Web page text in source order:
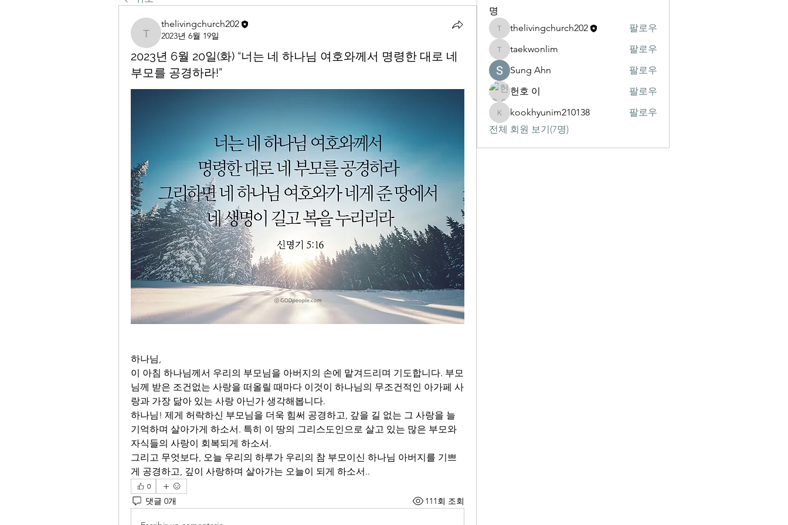
thelivingchurch202
thelivingchurch202
2023년 6월 19일
2023년 6월 20일(화) “너는 네 하나님 여호와께서 명령한 대로 네
부모를 공경하라!”
하나님,
이 아침 하나님께서 우리의 부모님을 아버지의 손에 맡겨드리며 기도합니다. 부모
님께 받은 조건없는 사랑을 떠올릴 때마다 이것이 하나님의 무조건적인 아가페 사
랑과 가장 닮아 있는 사랑 아닌가 생각해봅니다.
하나님! 제게 허락하신 부모님을 더욱 힘써 공경하고, 갚을 길 없는 그 사랑을 늘
기억하며 살아가게 하소서. 특히 이 땅의 그리스도인으로 살고 있는 많은 부모와
자식들의 사랑이 회복되게 하소서.
그리고 무엇보다, 오늘 우리의 하루가 우리의 참 부모이신 하나님 아버지를 기쁘
게 공경하고, 깊이 사랑하며 살아가는 오늘이 되게 하소서..
0
댓글 0개 111회 조회
명
thelivingchurch202
thelivingchurch202 팔로우
taekwonlim
taekwonlim
팔로우
Sung Ahn
팔로우
헌호 이
팔로우
kookhyunim210138
kookhyunim210138
팔로우
전체 회원 보기(7명)